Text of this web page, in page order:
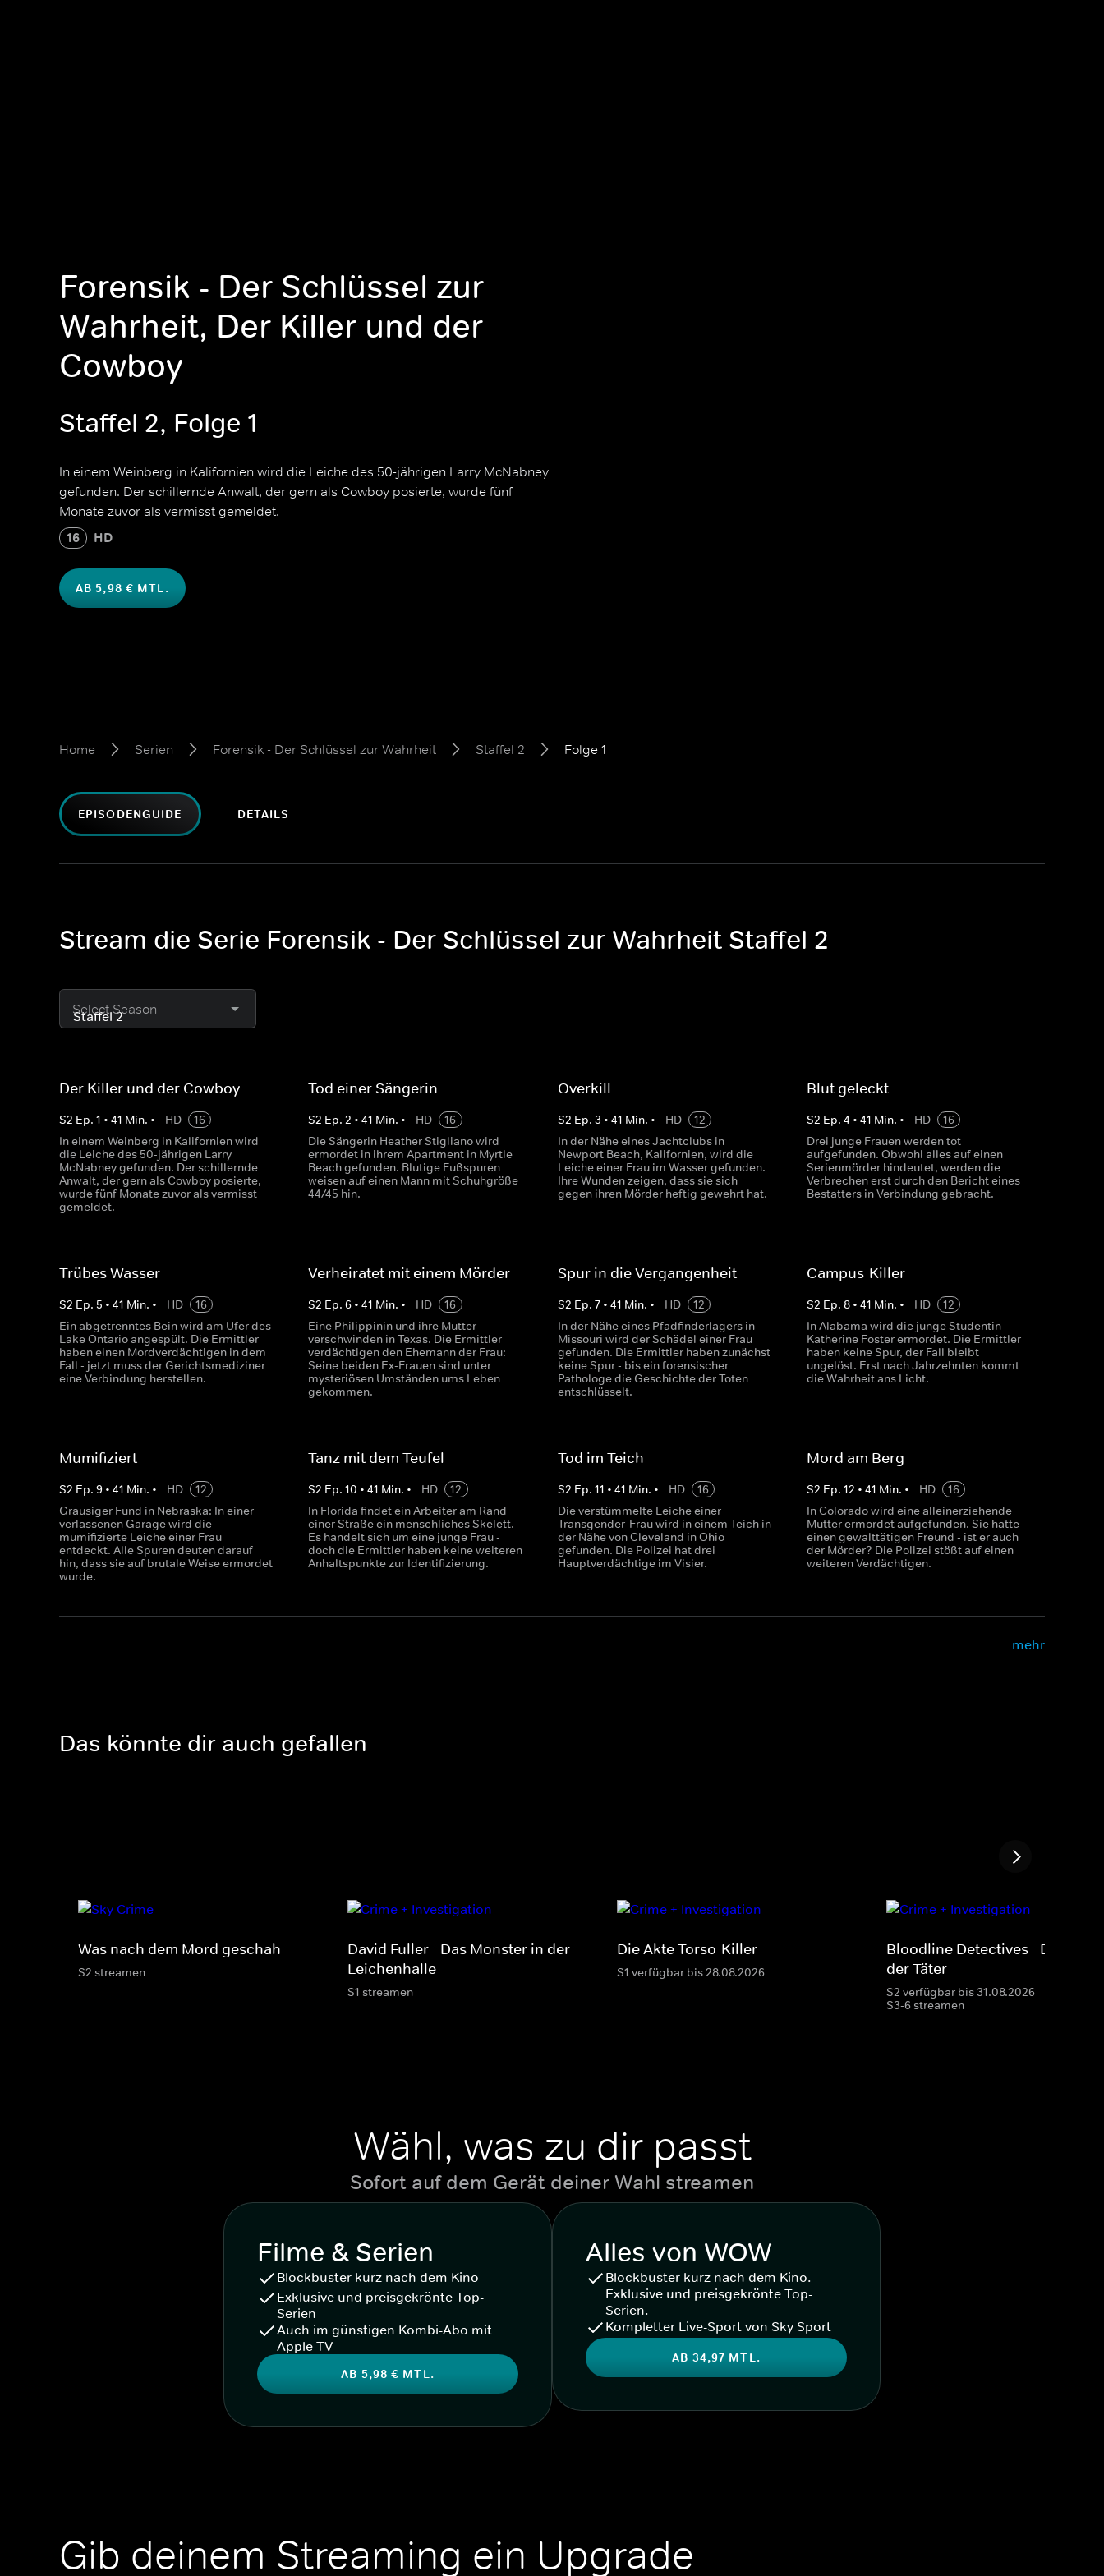
Forensik - Der Schlüssel zur
Wahrheit, Der Killer und der
Cowboy
Staffel 2, Folge 1
In einem Weinberg in Kalifornien wird die Leiche des 50-jährigen Larry McNabney
gefunden. Der schillernde Anwalt, der gern als Cowboy posierte, wurde fünf
Monate zuvor als vermisst gemeldet.
16 HD
AB 5,98 € MTL.
Home Serien Forensik - Der Schlüssel zur Wahrheit Staffel 2 Folge 1
EPISODENGUIDE DETAILS
Stream die Serie Forensik - Der Schlüssel zur Wahrheit Staffel 2
Select Season
Der Killer und der Cowboy
S2 Ep. 1 • 41 Min. • HD
16
In einem Weinberg in Kalifornien wird
die Leiche des 50-jährigen Larry
McNabney gefunden. Der schillernde
Anwalt, der gern als Cowboy posierte,
wurde fünf Monate zuvor als vermisst
gemeldet.
Tod einer Sängerin
S2 Ep.2 •41 Min. • HD
16
Die Sängerin Heather Stigliano wird
ermordet in ihrem Apartment in Myrtle
Beach gefunden. Blutige Fußspuren
weisen auf einen Mann mit Schuhgröße
44/45 hin.
Overkill
S2 Ep. 3 • 41 Min. • HD
12
In der Nähe eines Jachtclubs in
Newport Beach, Kalifornien, wird die
Leiche einer Frau im Wasser gefunden.
Ihre Wunden zeigen, dass sie sich
gegen ihren Mörder heftig gewehrt hat.
Blut geleckt
S2 Ep. 4 • 41 Min. • HD
16
Drei junge Frauen werden tot
aufgefunden. Obwohl alles auf einen
Serienmörder hindeutet, werden die
Verbrechen erst durch den Bericht eines
Bestatters in Verbindung gebracht.
Trübes Wasser
S2 Ep. 5 • 41 Min. • HD
16
Ein abgetrenntes Bein wird am Ufer des
Lake Ontario angespült. Die Ermittler
haben einen Mordverdächtigen in dem
Fall - jetzt muss der Gerichtsmediziner
eine Verbindung herstellen.
Verheiratet mit einem Mörder
S2 Ep.6 •41 Min. • HD
16
Eine Philippinin und ihre Mutter
verschwinden in Texas. Die Ermittler
verdächtigen den Ehemann der Frau:
Seine beiden Ex-Frauen sind unter
mysteriösen Umständen ums Leben
gekommen.
Spur in die Vergangenheit
S2 Ep. 7• 41 Min. • HD
12
In der Nähe eines Pfadfinderlagers in
Missouri wird der Schädel einer Frau
gefunden. Die Ermittler haben zunächst
keine Spur - bis ein forensischer
Pathologe die Geschichte der Toten
entschlüsselt.
Campus-Killer
S2 Ep. 8• 41 Min. • HD
12
In Alabama wird die junge Studentin
Katherine Foster ermordet. Die Ermittler
haben keine Spur, der Fall bleibt
ungelöst. Erst nach Jahrzehnten kommt
die Wahrheit ans Licht.
Mumifiziert
S2 Ep. 9 • 41 Min. • HD
12
Grausiger Fund in Nebraska: In einer
verlassenen Garage wird die
mumifizierte Leiche einer Frau
entdeckt. Alle Spuren deuten darauf
hin, dass sie auf brutale Weise ermordet
wurde.
Tanz mit dem Teufel
S2 Ep.10 •41 Min. • HD
12
In Florida findet ein Arbeiter am Rand
einer Straße ein menschliches Skelett.
Es handelt sich um eine junge Frau -
doch die Ermittler haben keine weiteren
Anhaltspunkte zur Identifizierung.
Tod im Teich
S2 Ep. 11 • 41 Min. • HD
16
Die verstümmelte Leiche einer
Transgender-Frau wird in einem Teich in
der Nähe von Cleveland in Ohio
gefunden. Die Polizei hat drei
Hauptverdächtige im Visier.
Mord am Berg
S2 Ep. 12 • 41 Min. • HD
16
In Colorado wird eine alleinerziehende
Mutter ermordet aufgefunden. Sie hatte
einen gewalttätigen Freund - ist er auch
der Mörder? Die Polizei stößt auf einen
weiteren Verdächtigen.
mehr
Das könnte dir auch gefallen
Was nach dem Mord geschah
S2 streamen
David Fuller - Das Monster in der
Leichenhalle
S1 streamen
Die Akte Torso-Killer
S1 verfügbar bis 28.08.2026
Bloodline Detectives - Die DNA
der Täter
S2 verfügbar bis 31.08.2026
S3-6 streamen
Wähl, was zu dir passt
Sofort auf dem Gerät deiner Wahl streamen
Filme & Serien
Blockbuster kurz nach dem Kino
Exklusive und preisgekrönte Top-
Serien
Auch im günstigen Kombi-Abo mit
Apple TV
AB 5,98 € MTL.
Alles von WOW
Blockbuster kurz nach dem Kino.
Exklusive und preisgekrönte Top-
Serien.
Kompletter Live-Sport von Sky Sport
AB 34,97 MTL.
Gib deinem Streaming ein Upgrade